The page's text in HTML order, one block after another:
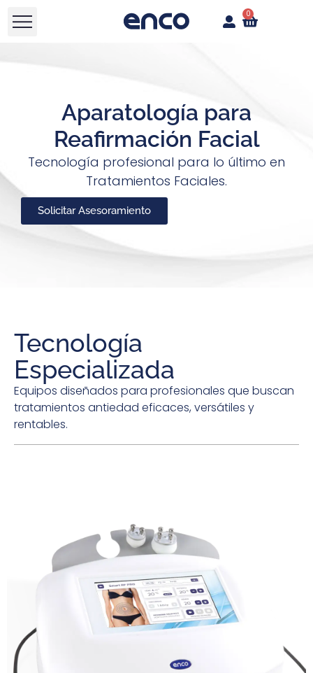
0
Aparatología para
Reafirmación Facial
Tecnología profesional para lo último en
Tratamientos Faciales.
Solicitar Asesoramiento
Tecnología
Especializada
Equipos diseñados para profesionales que buscan
tratamientos antiedad eficaces, versátiles y
rentables.